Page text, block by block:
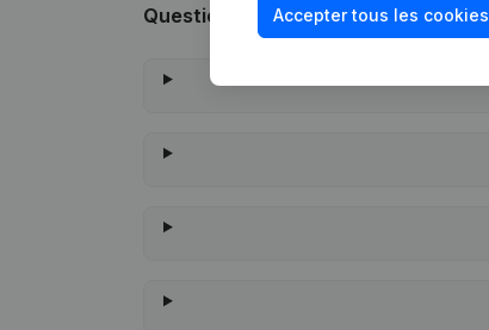
Questions fréquemment posées
Accepter tous les cookies